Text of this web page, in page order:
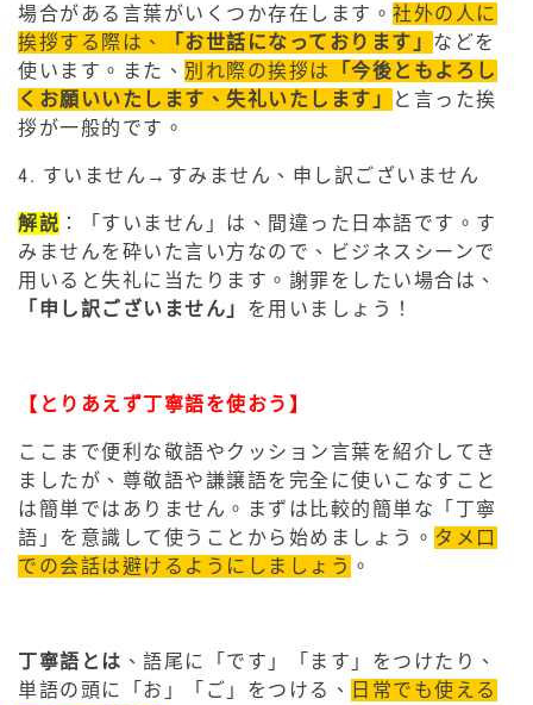
場合がある言葉がいくつか存在します。 社外の人に
挨拶する際は、
「お世話になっております」 などを
使います。また、 別れ際の挨拶は
「今後ともよろし
くお願いいたします、失礼いたします」
と言った挨
拶が一般的です。
4. すいません→すみません、申し訳ございません
解説 ：「すいません」は、間違った日本語です。す
みませんを砕いた言い方なので、ビジネスシーンで
用いると失礼に当たります。謝罪をしたい場合は、
「申し訳ございません」 を用いましょう！
【とりあえず丁寧語を使おう】
ここまで便利な敬語やクッション言葉を紹介してき
ましたが、尊敬語や謙譲語を完全に使いこなすこと
は簡単ではありません。まずは比較的簡単な「丁寧
語」を意識して使うことから始めましょう。 タメ口
での会話は避けるようにしましょう 。
丁寧語とは 、語尾に「です」「ます」をつけたり、
単語の頭に「お」「ご」をつける、 日常でも使える